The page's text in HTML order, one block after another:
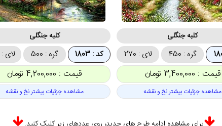
کلبه جنگلی
گره : 450 لای : 270
قیمت : 3,400,000 تومان
مشاهده جزئیات بیشتر نخ و نقشه
کلبه جنگلی
کد : 1803 گره : 500 لای :
قیمت : 4,200,000 تومان
مشاهده جزئیات بیشتر نخ و نقشه